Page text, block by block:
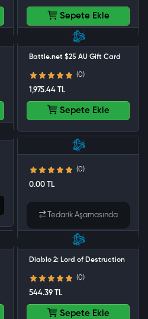
Sepete Ekle
Battle.net $25 AU Gift Card
(0)
1,975.44 TL
Sepete Ekle
Diablo 3 Battlechest (EU)
(0)
0.00 TL
Tedarik Aşamasında
Diablo 2: Lord of Destruction
(0)
544.39 TL
Sepete Ekle